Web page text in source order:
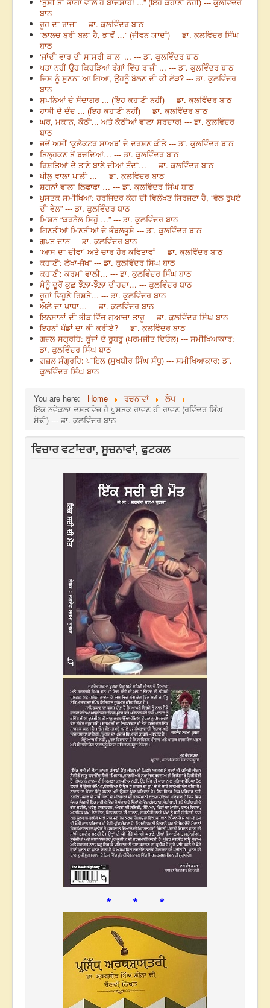
ਬਾਠ
ਰੂਹ ਦਾ ਰਾਜਾ --- ਡਾ. ਕੁਲਵਿੰਦਰ ਬਾਠ
“ਲਾਲਚ ਬੁਰੀ ਬਲਾ ਹੈ, ਭਾਵੇਂ …” (ਜੀਵਨ ਯਾਦਾਂ) --- ਡਾ. ਕੁਲਵਿੰਦਰ ਸਿੰਘ
ਬਾਠ
‘ਜਾਂਦੀ ਵਾਰ ਦੀ ਸਾਸਰੀ ਕਾਲ’ ... --- ਡਾ. ਕੁਲਵਿੰਦਰ ਬਾਠ
ਪਤਾ ਨਹੀਂ ਉਹ ਕਿਹੜਿਆਂ ਰੰਗਾਂ ਵਿੱਚ ਰਾਜ਼ੀ ... --- ਡਾ. ਕੁਲਵਿੰਦਰ ਬਾਠ
ਜਿਸ ਨੂੰ ਸੁਣਨਾ ਆ ਗਿਆ, ਉਹਨੂੰ ਬੋਲਣ ਦੀ ਕੀ ਲੋੜ? --- ਡਾ. ਕੁਲਵਿੰਦਰ
ਬਾਠ
ਸੁਪਨਿਆਂ ਦੇ ਸੌਦਾਗਰ ... (ਇਹ ਕਹਾਣੀ ਨਹੀਂ) --- ਡਾ. ਕੁਲਵਿੰਦਰ ਬਾਠ
ਹਾਥੀ ਦੇ ਦੰਦ ... (ਇਹ ਕਹਾਣੀ ਨਹੀਂ) --- ਡਾ. ਕੁਲਵਿੰਦਰ ਬਾਠ
ਘਰ, ਮਕਾਨ, ਕੋਠੀ... ਅਤੇ ਕੋਠੀਆਂ ਵਾਲਾ ਸਰਦਾਰ! --- ਡਾ. ਕੁਲਵਿੰਦਰ
ਬਾਠ
ਜਦੋਂ ਅਸੀਂ ‘ਕੁਲੈਕਟਰ ਸਾਅਬ’ ਦੇ ਦਰਸ਼ਣ ਕੀਤੇ --- ਡਾ. ਕੁਲਵਿੰਦਰ ਬਾਠ
ਤਿਲ੍ਹਕਣ ਤੋਂ ਬਚਦਿਆਂ… --- ਡਾ. ਕੁਲਵਿੰਦਰ ਬਾਠ
ਰਿਸ਼ਤਿਆਂ ਦੇ ਤਾਣੇ ਬਾਣੇ ਦੀਆਂ ਤੰਦਾਂ… --- ਡਾ. ਕੁਲਵਿੰਦਰ ਬਾਠ
ਪੀਲੂ ਵਾਲਾ ਪਾਲੀ ... --- ਡਾ. ਕੁਲਵਿੰਦਰ ਬਾਠ
ਸ਼ਗਨਾਂ ਵਾਲਾ ਲਿਫਾਫਾ … --- ਡਾ. ਕੁਲਵਿੰਦਰ ਸਿੰਘ ਬਾਠ
ਪੁਸਤਕ ਸਮੀਖਿਆ: ਹਰਜਿੰਦਰ ਕੰਗ ਦੀ ਵਿਲੱਖਣ ਸਿਰਜਣਾ ਹੈ, “ਵੇਲ ਰੁਪਏ
ਦੀ ਵੇਲ” --- ਡਾ. ਕੁਲਵਿੰਦਰ ਬਾਠ
ਮਿਸ਼ਨ “ਕਰਨੈਲ ਸਿਹੁੰ …” --- ਡਾ. ਕੁਲਵਿੰਦਰ ਬਾਠ
ਗਿਣਤੀਆਂ ਮਿਣਤੀਆਂ ਦੇ ਭੰਬਲਭੂਸੇ --- ਡਾ. ਕੁਲਵਿੰਦਰ ਬਾਠ
ਗੁਪਤ ਦਾਨ --- ਡਾ. ਕੁਲਵਿੰਦਰ ਬਾਠ
‘ਆਸ ਦਾ ਦੀਵਾ’ ਅਤੇ ਚਾਰ ਹੋਰ ਕਵਿਤਾਵਾਂ --- ਡਾ. ਕੁਲਵਿੰਦਰ ਬਾਠ
ਕਹਾਣੀ: ਲੇਖਾ-ਜੋਖਾ --- ਡਾ. ਕੁਲਵਿੰਦਰ ਸਿੰਘ ਬਾਠ
ਕਹਾਣੀ: ਕਰਮਾਂ ਵਾਲੀ… --- ਡਾ. ਕੁਲਵਿੰਦਰ ਸਿੰਘ ਬਾਠ
ਮੈਨੂੰ ਦੂਰੋਂ ਕੁਛ ਝੌਲ਼ਾ-ਝੌਲ਼ਾ ਦੀਹਦਾ… --- ਕੁਲਵਿੰਦਰ ਬਾਠ
ਰੂਹਾਂ ਵਿਹੂਣੇ ਰਿਸ਼ਤੇ… --- ਡਾ. ਕੁਲਵਿੰਦਰ ਬਾਠ
ਔਲੇ ਦਾ ਖਾਧਾ… --- ਡਾ. ਕੁਲਵਿੰਦਰ ਬਾਠ
ਇਨਸਾਨਾਂ ਦੀ ਭੀੜ ਵਿੱਚ ਗੁਆਚਾ ਤਾਰੂ --- ਡਾ. ਕੁਲਵਿੰਦਰ ਸਿੰਘ ਬਾਠ
ਇਹਨਾਂ ਪੰਡਾਂ ਦਾ ਕੀ ਕਰੀਏ? --- ਡਾ. ਕੁਲਵਿੰਦਰ ਬਾਠ
ਗਜ਼ਲ ਸੰਗ੍ਰਹਿ: ਕੂੰਜਾਂ ਦੇ ਰੂਬਰੂ (ਪਰਮਜੀਤ ਦਿਓਲ) --- ਸਮੀਖਿਆਕਾਰ:
ਡਾ. ਕੁਲਵਿੰਦਰ ਸਿੰਘ ਬਾਠ
ਗ਼ਜ਼ਲ ਸੰਗ੍ਰਹਿ: ਪਾਇਲ (ਸੁਖਬੀਰ ਸਿੰਘ ਸੰਧੂ) --- ਸਮੀਖਿਆਕਾਰ: ਡਾ.
ਕੁਲਵਿੰਦਰ ਸਿੰਘ ਬਾਠ
You are here: Home ਰਚਨਾਵਾਂ
ਲੇਖ
ਇੱਕ ਨਵੇਕਲਾ ਦਸਤਾਵੇਜ਼ ਹੈ ਪੁਸਤਕ ਰਾਵਣ ਹੀ ਰਾਵਣ (ਰਵਿੰਦਰ ਸਿੰਘ
ਸੋਢੀ) --- ਡਾ. ਕੁਲਵਿੰਦਰ ਬਾਠ
ਵਿਚਾਰ ਵਟਾਂਦਰਾ, ਸੂਚਨਾਵਾਂ, ਫੁਟਕਲ
* * *